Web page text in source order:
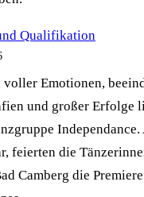
Qualifikation
voller Emotionen,
und großer Erfolge
Independance.
feierten die
Camberg die